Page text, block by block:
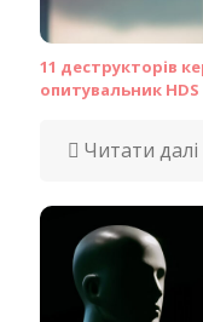
11 деструкторів
опитувальник
Читати далі